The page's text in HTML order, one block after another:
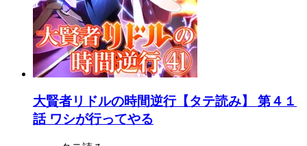
大賢者リドルの時間逆行【タテ読み】 第４１
話 ワシが行ってやる